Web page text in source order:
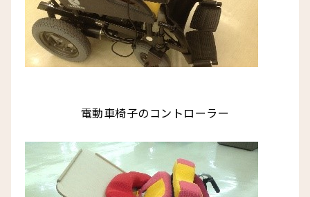
電動車椅子のコントローラー